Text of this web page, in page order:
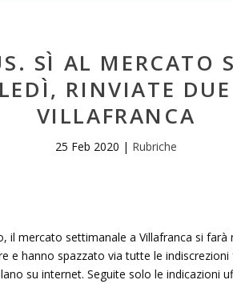
SÌ AL MERCATO
RINVIATE DUE
VILLAFRANCA
25 Feb 2020 | Rubriche
il mercato settimanale a Villafranca si farà
e hanno spazzato via tutte le
su internet. Seguite solo le indicazioni